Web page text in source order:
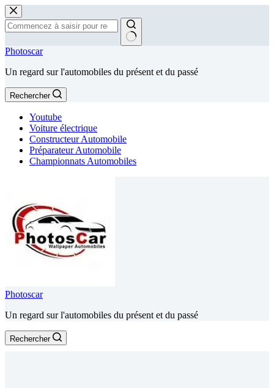
Passer
au
contenu
Aucun
Photoscar
Un regard sur l'automobiles du présent et du passé
Rechercher
Youtube
Voiture électrique
Constructeur Automobile
Préparateur Automobile
Championnats Automobiles
Photoscar
Un regard sur l'automobiles du présent et du passé
Rechercher